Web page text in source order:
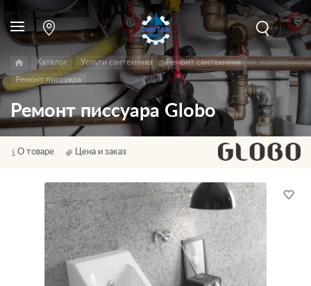
Каталог Услуги сантехника Ремонт сантехники
Ремонт писсуара
Ремонт писсуара Globo
О товаре Цена и заказ